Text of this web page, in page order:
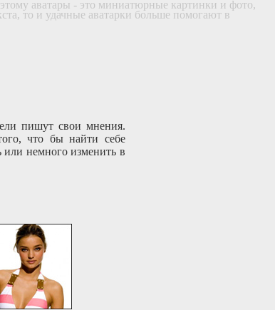
аватары - это миниатюрные картинки и фото,
то и удачные аватарки больше помогают в
пишут свои мнения.
что бы найти себе
или немного изменить в